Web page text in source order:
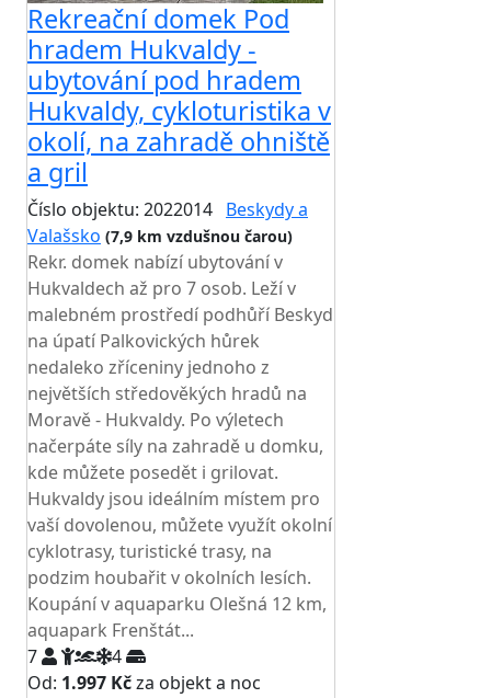
Rekreační domek Pod
hradem Hukvaldy -
ubytování pod hradem
Hukvaldy, cykloturistika v
okolí, na zahradě ohniště
a gril
Číslo objektu: 2022014 Beskydy a
Valašsko (7,9 km vzdušnou čarou)
Rekr. domek nabízí ubytování v
Hukvaldech až pro 7 osob. Leží v
malebném prostředí podhůří Beskyd
na úpatí Palkovických hůrek
nedaleko zříceniny jednoho z
největších středověkých hradů na
Moravě - Hukvaldy. Po výletech
načerpáte síly na zahradě u domku,
kde můžete posedět i grilovat.
Hukvaldy jsou ideálním místem pro
vaší dovolenou, můžete využít okolní
cyklotrasy, turistické trasy, na
podzim houbařit v okolních lesích.
Koupání v aquaparku Olešná 12 km,
aquapark Frenštát...
7
4
Od: 1.997 Kčza objekt a noc